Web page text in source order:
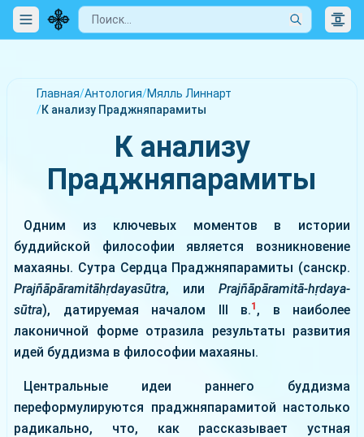
Главная/Антология/Мялль Линнарт
/К анализу Праджняпарамиты
К анализу
Праджняпарамиты
Одним из ключевых моментов в истории
буддийской философии является возникновение
махаяны. Сутра Сердца Праджняпарамиты (санскр.
Prajñāpāramitāhṛdayasūtra, или Prajñāpāramitā-hṛdaya-
sūtra), датируемая началом III в.1 , в наиболее
лаконичной форме отразила результаты развития
идей буддизма в философии махаяны.
Центральные идеи раннего буддизма
переформулируются праджняпарамитой настолько
радикально, что, как рассказывает устная